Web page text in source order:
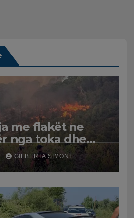
me flakët ne
nga toka dhe
dy helikopterë.
GILBERTA SIMONI